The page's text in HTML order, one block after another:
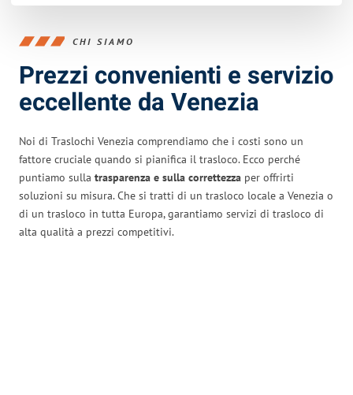
CHI SIAMO
Prezzi convenienti e servizio
eccellente da Venezia
Noi di Traslochi Venezia comprendiamo che i costi sono un
fattore cruciale quando si pianifica il trasloco. Ecco perché
puntiamo sulla trasparenza e sulla correttezza per offrirti
soluzioni su misura. Che si tratti di un trasloco locale a Venezia o
di un trasloco in tutta Europa, garantiamo servizi di trasloco di
alta qualità a prezzi competitivi.